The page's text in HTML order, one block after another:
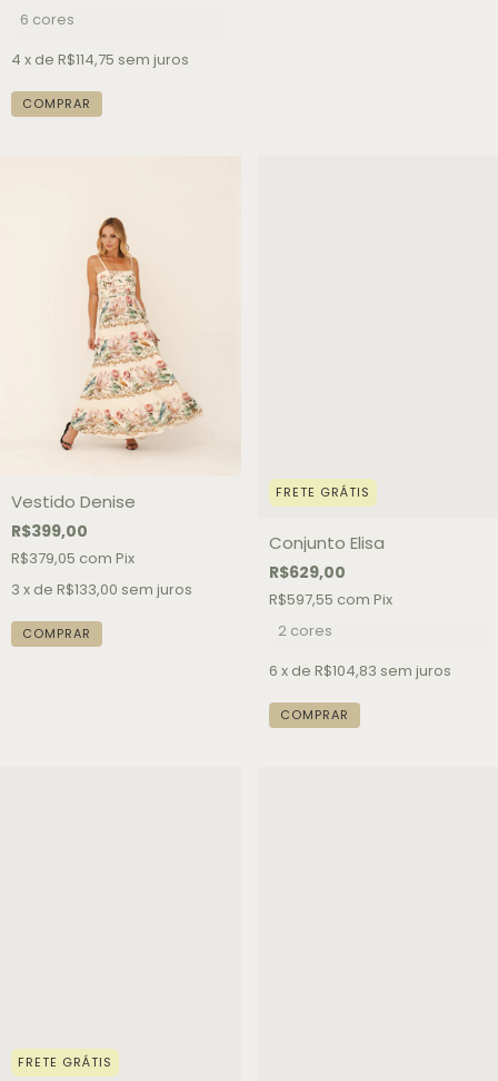
6 cores
4 x de R$114,75 sem juros
COMPRAR
Vestido Denise
R$399,00
R$379,05 com Pix
3 x de R$133,00 sem juros
COMPRAR
FRETE GRÁTIS
Conjunto Elisa
R$629,00
R$597,55 com Pix
2 cores
6 x de R$104,83 sem juros
COMPRAR
FRETE GRÁTIS